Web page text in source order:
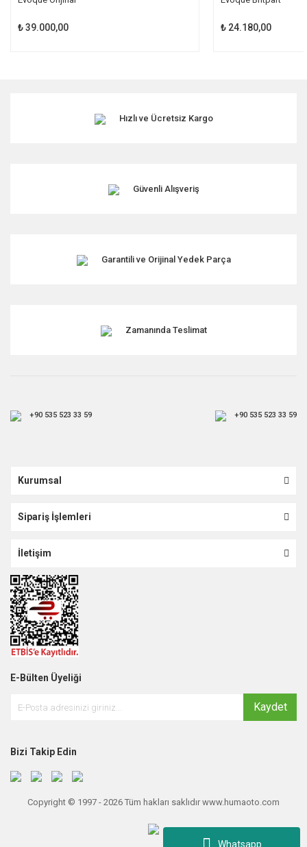
Whatsapp
₺ 39.000,00 ₺ 24.180,00
Hızlı ve Ücretsiz Kargo
Güvenli Alışveriş
Garantili ve Orijinal Yedek Parça
Zamanında Teslimat
+90 535 523 33 59 +90 535 523 33 59
Kurumsal
Sipariş İşlemleri
İletişim
E-Bülten Üyeliği
Kaydet
Bizi Takip Edin
Copyright © 1997 - 2026 Tüm hakları saklıdır www.humaoto.com